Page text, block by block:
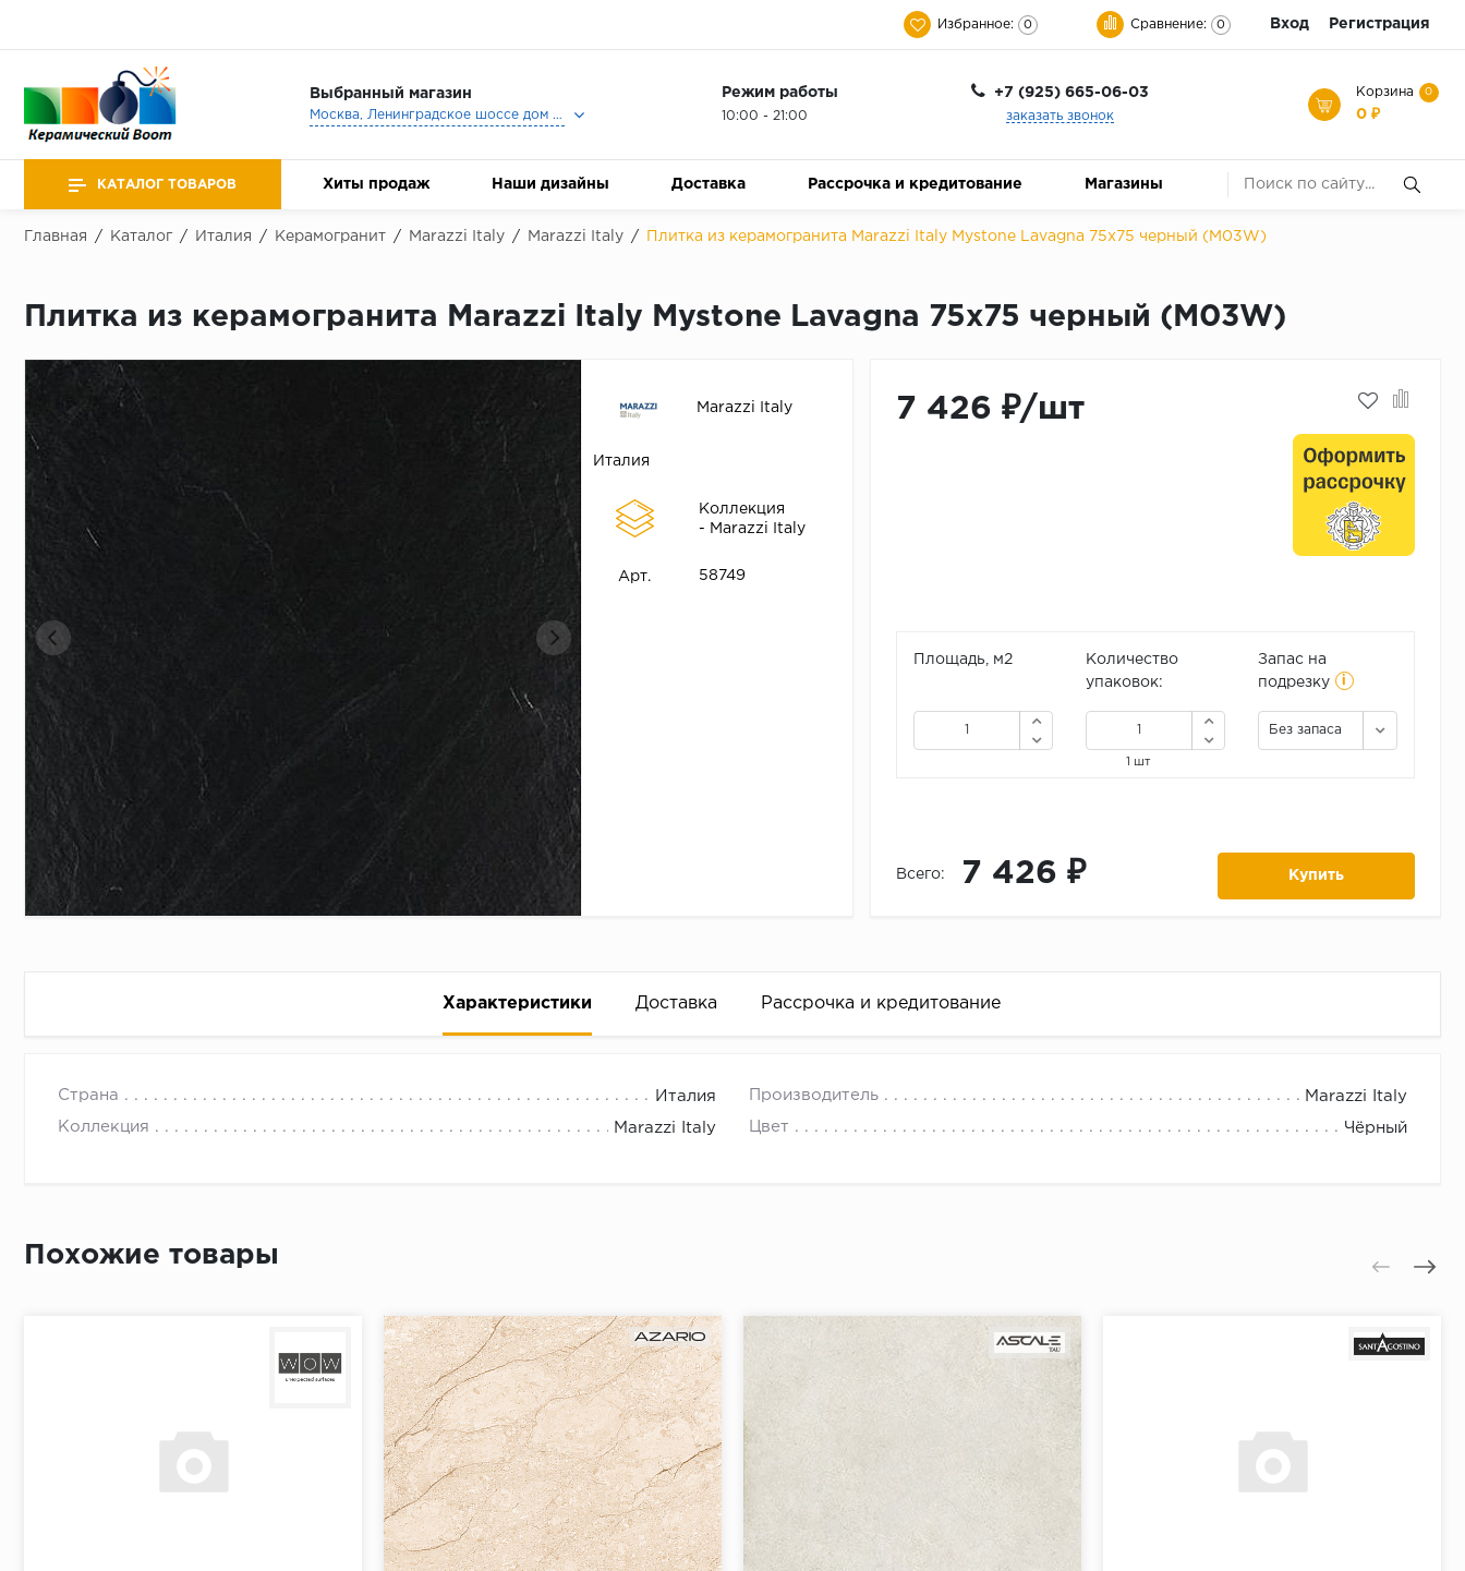
Избранное: 0 Сравнение: 0 Вход Регистрация
Выбранный магазин
Москва, Ленинградское шоссе дом 25, Торговый Центр Family Room, 2-ой этаж, Магазин Керамический Бум.
Режим работы
10:00 - 21:00
+7 (925) 665-06-03
заказать звонок
Корзина 0
0 ₽
КАТАЛОГ ТОВАРОВ Хиты продаж Наши дизайны Доставка Рассрочка и кредитование Магазины
Главная / Каталог / Италия / Керамогранит / Marazzi Italy / Marazzi Italy / Плитка из керамогранита Marazzi Italy Mystone Lavagna 75x75 черный (M03W)
Плитка из керамогранита Marazzi Italy Mystone Lavagna 75x75 черный (M03W)
Marazzi Italy
Италия
Коллекция
- Marazzi Italy
Арт. 58749
7 426 ₽/шт
Площадь, м2
Количество
упаковок:
1 шт
Запас на
подрезку
i
Без запаса
Всего: 7 426 ₽ Купить
Характеристики Доставка Рассрочка и кредитование
Страна Италия Производитель Marazzi Italy
Коллекция Marazzi Italy Цвет Чёрный
Высокая вероятность одобрения: до 95%
Срок предоставления кредита от 3 до 36 месяцев Срок предоставления рассрочки от 3 до 10 месяцев
Похожие товары